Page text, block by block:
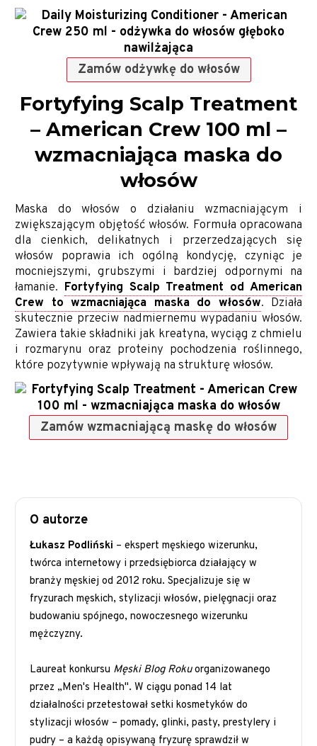
Zamów odżywkę do włosów
Fortyfying Scalp Treatment
– American Crew 100 ml –
wzmacniająca maska do
włosów
Maska do włosów o działaniu wzmacniającym i
zwiększającym objętość włosów. Formuła opracowana
dla cienkich, delikatnych i przerzedzających się
włosów poprawia ich ogólną kondycję, czyniąc je
mocniejszymi, grubszymi i bardziej odpornymi na
łamanie. Fortyfying Scalp Treatment od American
Crew to wzmacniająca maska do włosów. Działa
skutecznie przeciw nadmiernemu wypadaniu włosów.
Zawiera takie składniki jak kreatyna, wyciąg z chmielu
i rozmarynu oraz proteiny pochodzenia roślinnego,
które pozytywnie wpływają na strukturę włosów.
Zamów wzmacniającą maskę do włosów
O autorze
Łukasz Podliński – ekspert męskiego wizerunku,
twórca internetowy i przedsiębiorca działający w
branży męskiej od 2012 roku. Specjalizuje się w
fryzurach męskich, stylizacji włosów, pielęgnacji oraz
budowaniu spójnego, nowoczesnego wizerunku
mężczyzny.
Laureat konkursu Męski Blog Rokuorganizowanego
przez „Men's Health". W ciągu ponad 14 lat
działalności przetestował setki kosmetyków do
stylizacji włosów – pomady, glinki, pasty, prestylery i
pudry – a każdą opisywaną fryzurę sprawdził w